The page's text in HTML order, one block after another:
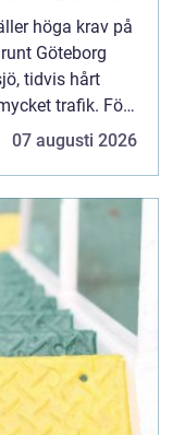
höga krav på
Göteborg
tidvis hårt
trafik. För
och gärna lite ...
07 augusti 2026